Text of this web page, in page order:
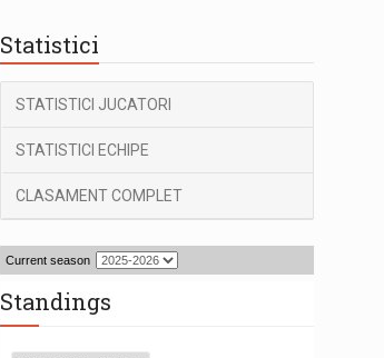
Statistici
STATISTICI JUCATORI
STATISTICI ECHIPE
CLASAMENT COMPLET
Current season
Standings